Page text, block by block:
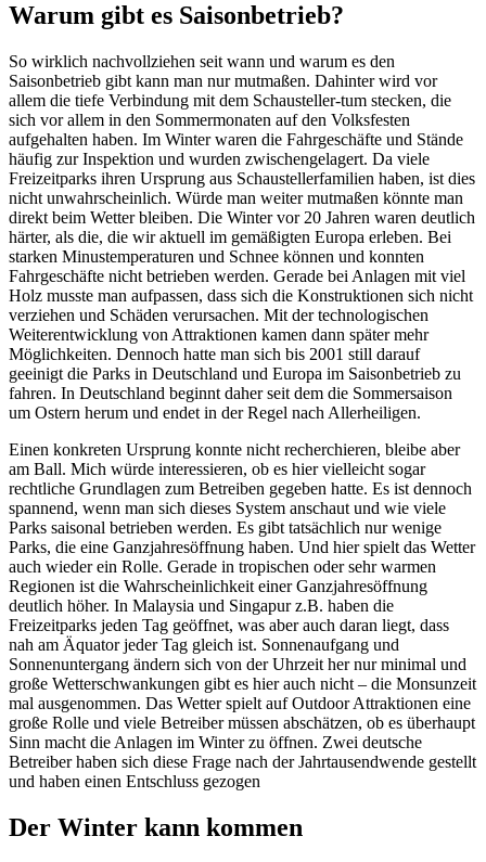
Warum gibt es Saisonbetrieb?
So wirklich nachvollziehen seit wann und warum es den
Saisonbetrieb gibt kann man nur mutmaßen. Dahinter wird vor
allem die tiefe Verbindung mit dem Schausteller-tum stecken, die
sich vor allem in den Sommermonaten auf den Volksfesten
aufgehalten haben. Im Winter waren die Fahrgeschäfte und Stände
häufig zur Inspektion und wurden zwischengelagert. Da viele
Freizeitparks ihren Ursprung aus Schaustellerfamilien haben, ist dies
nicht unwahrscheinlich. Würde man weiter mutmaßen könnte man
direkt beim Wetter bleiben. Die Winter vor 20 Jahren waren deutlich
härter, als die, die wir aktuell im gemäßigten Europa erleben. Bei
starken Minustemperaturen und Schnee können und konnten
Fahrgeschäfte nicht betrieben werden. Gerade bei Anlagen mit viel
Holz musste man aufpassen, dass sich die Konstruktionen sich nicht
verziehen und Schäden verursachen. Mit der technologischen
Weiterentwicklung von Attraktionen kamen dann später mehr
Möglichkeiten. Dennoch hatte man sich bis 2001 still darauf
geeinigt die Parks in Deutschland und Europa im Saisonbetrieb zu
fahren. In Deutschland beginnt daher seit dem die Sommersaison
um Ostern herum und endet in der Regel nach Allerheiligen.
Einen konkreten Ursprung konnte nicht recherchieren, bleibe aber
am Ball. Mich würde interessieren, ob es hier vielleicht sogar
rechtliche Grundlagen zum Betreiben gegeben hatte. Es ist dennoch
spannend, wenn man sich dieses System anschaut und wie viele
Parks saisonal betrieben werden. Es gibt tatsächlich nur wenige
Parks, die eine Ganzjahresöffnung haben. Und hier spielt das Wetter
auch wieder ein Rolle. Gerade in tropischen oder sehr warmen
Regionen ist die Wahrscheinlichkeit einer Ganzjahresöffnung
deutlich höher. In Malaysia und Singapur z.B. haben die
Freizeitparks jeden Tag geöffnet, was aber auch daran liegt, dass
nah am Äquator jeder Tag gleich ist. Sonnenaufgang und
Sonnenuntergang ändern sich von der Uhrzeit her nur minimal und
große Wetterschwankungen gibt es hier auch nicht – die Monsunzeit
mal ausgenommen. Das Wetter spielt auf Outdoor Attraktionen eine
große Rolle und viele Betreiber müssen abschätzen, ob es überhaupt
Sinn macht die Anlagen im Winter zu öffnen. Zwei deutsche
Betreiber haben sich diese Frage nach der Jahrtausendwende gestellt
und haben einen Entschluss gezogen
Der Winter kann kommen